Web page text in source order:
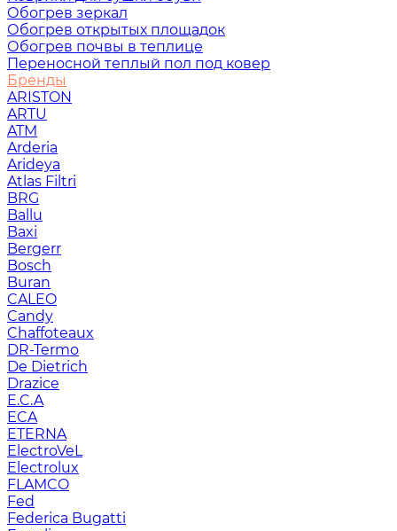
Обогрев зеркал
Обогрев открытых площадок
Обогрев почвы в теплице
Переносной теплый пол под ковер
Бренды
ARISTON
ARTU
ATM
Arderia
Arideya
Atlas Filtri
BRG
Ballu
Baxi
Bergerr
Bosch
Buran
CALEO
Candy
Chaffoteaux
DR-Termo
De Dietrich
Drazice
E.C.A
ECA
ETERNA
ElectroVeL
Electrolux
FLAMCO
Fed
Federica Bugatti